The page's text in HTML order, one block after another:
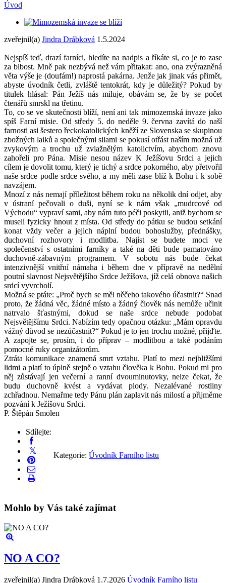
Úvod
zveřejnil(a) Jindra Drábková 1.5.2024
Nejspíš teď, drazí farníci, hledíte na nadpis a říkáte si, co je to zase
za blbost. Mně pak nezbývá než vám přitakat: ano, ona zvýrazněná
věta výše je (doufám!) naprostá pakárna. Jenže jak jinak vás přimět,
abyste úvodník četli, zvláště tentokrát, kdy je důležitý? Pokud by
titulek hlásal: Pán Ježíš nás miluje, obávám se, že by se počet
čtenářů smrskl na třetinu.
To, co se ve skutečnosti blíží, není ani tak mimozemská invaze jako
spíš Farní misie. Od středy 5. do neděle 9. června zavítá do naší
farnosti asi šestero řeckokatolických kněží ze Slovenska se skupinou
zbožných laiků a společnými silami se pokusí otřást naším možná už
zvykovým a trochu už zvlažnělým katolictvím, abychom znovu
zahořeli pro Pána. Misie nesou název K Ježíšovu Srdci a jejich
cílem je dovolit tomu, který je tichý a srdce pokorného, aby přetvořil
naše srdce podle srdce svého, a my měli zase blíž k Bohu i k sobě
navzájem.
Mnozí z nás nemají příležitost během roku na několik dní odjet, aby
v ústraní pečovali o duši, nyní se k nám však „mudrcové od
Východu“ vypraví sami, aby nám tuto péči poskytli, aniž bychom se
museli fyzicky hnout z místa. Od středy do pátku se budou setkání
konat vždy večer a jejich náplní budou bohoslužby, přednášky,
duchovní rozhovory i modlitba. Najíst se budete moci ve
společenství s ostatními farníky a také na děti bude pamatováno
duchovně-zábavným programem. V sobotu nás bude čekat
intenzivnější vnitřní námaha i během dne v přípravě na nedělní
poutní slavnost Nejsvětějšího Srdce Ježíšova, jíž celá obnova našich
srdcí vyvrcholí.
Možná se ptáte: „Proč bych se měl něčeho takového účastnit?“ Snad
proto, že žádná věc, žádné místo a žádný člověk nás nemůže učinit
natrvalo šťastnými, dokud se naše srdce nebude podobat
Nejsvětějšímu Srdci. Nabízím tedy opačnou otázku: „Mám opravdu
vážný důvod se nezúčastnit?“ Pokud je to jen trochu možné, přijďte.
A zapojte se, prosím, i do příprav – modlitbou a také podáním
pomocné ruky organizátorům.
Ztráta komunikace znamená smrt vztahu. Platí to mezi nejbližšími
lidmi a platí to úplně stejně o vztahu člověka k Bohu. Pokud mi pro
něj zůstávají jen večerní a ranní dvouminutovky, nelze čekat, že
budu duchovně kvést a vydávat plody. Nezalévané rostliny
zchřadnou. Nemařme tedy Pánu plán zaplavit nás milostí a přijměme
pozvání k Ježíšovu Srdci.
P. Štěpán Smolen
Sdílejte:
Kategorie: Úvodník Farního listu
Mohlo by Vás také zajímat
NO A CO?
zveřejnil(a) Jindra Drábková 1.7.2026 Úvodník Farního listu